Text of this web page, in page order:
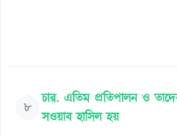
৮
চার. এতিম প্রতিপালন ও
সওয়াব হাসিল হয়